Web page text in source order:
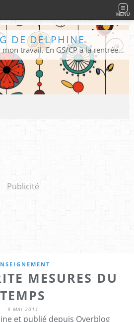
MENU
DE DELPHINE
Blog destiné à partager mon travail. En GS/CP à la rentrée 2026/2027 !
Publicité
MESURES DU
TEMPS
9 MAI 2011
et publié depuis Overblog